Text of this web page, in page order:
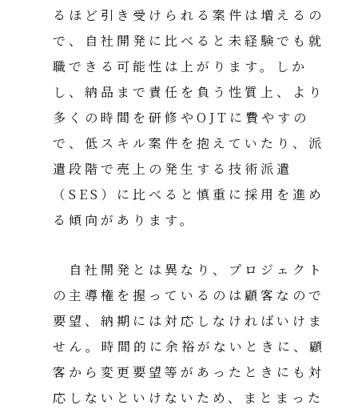
るほど引き受けられる案件は増えるの
で、自社開発に比べると未経験でも就
職できる可能性は上がります。しか
し、納品まで責任を負う性質上、より
多くの時間を研修やOJTに費やすの
で、低スキル案件を抱えていたり、派
遣段階で売上の発生する技術派遣
（SES）に比べると慎重に採用を進め
る傾向があります。
自社開発とは異なり、プロジェクト
の主導権を握っているのは顧客なので
要望、納期には対応しなければいけま
せん。時間的に余裕がないときに、顧
客から変更要望等があったときにも対
応しないといけないため、まとまった